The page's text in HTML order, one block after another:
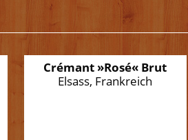
Crémant »Rosé« Brut
Elsass, Frankreich